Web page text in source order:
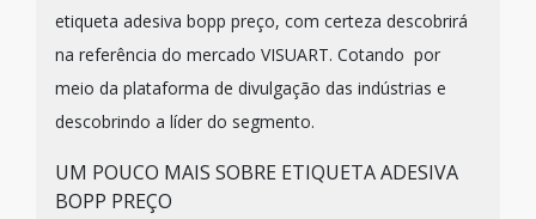
etiqueta adesiva bopp preço, com certeza descobrirá
na referência do mercado VISUART. Cotando por
meio da plataforma de divulgação das indústrias e
descobrindo a líder do segmento.
UM POUCO MAIS SOBRE ETIQUETA ADESIVA
BOPP PREÇO